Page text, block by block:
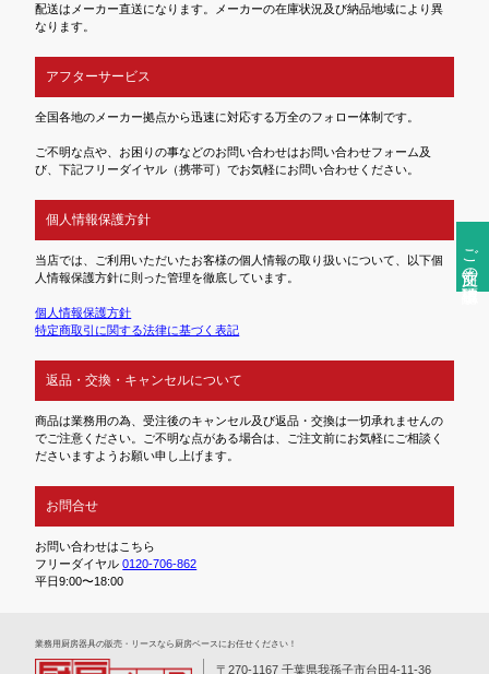
ご注文前の確認事項
配送はメーカー直送になります。メーカーの在庫状況及び納品地域により異
なります。
アフターサービス
全国各地のメーカー拠点から迅速に対応する万全のフォロー体制です。
ご不明な点や、お困りの事などのお問い合わせはお問い合わせフォーム及
び、下記フリーダイヤル（携帯可）でお気軽にお問い合わせください。
個人情報保護方針
当店では、ご利用いただいたお客様の個人情報の取り扱いについて、以下個
人情報保護方針に則った管理を徹底しています。
個人情報保護方針
特定商取引に関する法律に基づく表記
返品・交換・キャンセルについて
商品は業務用の為、受注後のキャンセル及び返品・交換は一切承れませんの
でご注意ください。ご不明な点がある場合は、ご注文前にお気軽にご相談く
ださいますようお願い申し上げます。
お問合せ
お問い合わせはこちら
フリーダイヤル0120-706-862
平日9:00〜18:00
業務⽤厨房器具の販売・リースなら厨房ベースにお任せください！
〒270-1167 千葉県我孫子市台田4-11-36